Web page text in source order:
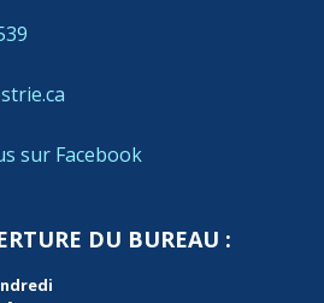
sur Facebook
DU BUREAU :